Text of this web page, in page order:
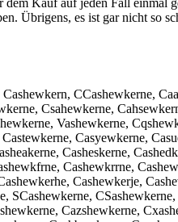
Kauf auf jeden Fall einmal
Übrigens, es ist gar nicht so
CCashewkerne,
Csahewkerne,
Vashewkerne,
Casyewkerne,
Casheskerne,
Cashewkrrne,
Cashewkerje,
SCashewkerne,
Cazshewkerne,